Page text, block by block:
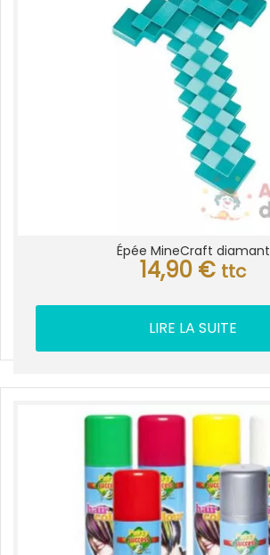
Épée MineCraft diamant
14,90 € ttc
LIRE LA SUITE